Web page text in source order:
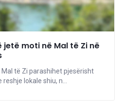
moti në Mal të Zi në
Mal të Zi parashihet pjesërisht
lokale shiu, n...